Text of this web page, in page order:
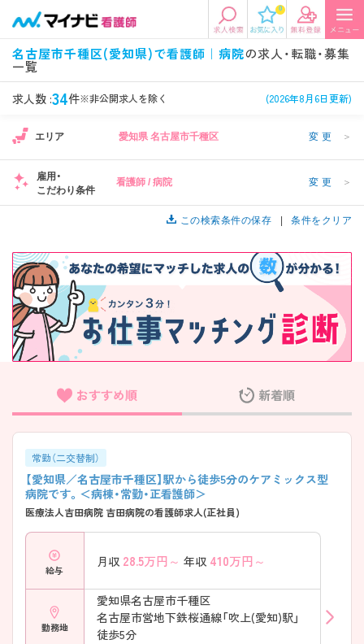
0
名古屋市千種区(愛知県)で看護師｜病院の求人・転職・募集
一覧
求人数 :34件※非公開求人を除く (2026年8月6日更新)
エリアから探す
関東 北陸・信越
東海
九州・沖縄
希望の求人条件を選択
資格 1 勤務形態
施設形態 1
病院、クリニック・診療所など 病棟、外来など
美容外科、
循環器内科など
未経験歓迎、
土日祝休みなど
年収
年収500万円以上など 正社員、契約社員など
フリーワード検索
エリア 愛知県 名古屋市千種区 変更 ＞
雇用・
こだわり条件
看護師 / 病院 変更 ＞
この検索条件の保存 条件をクリア
おすすめ順 新着順
常勤（二交替制）
【愛知県／名古屋市千種区】駅から徒歩5分のケアミックス型
病院です。＜病棟・常勤・正看護師＞
医療法人吉田病院 吉田病院の看護師求人(正社員)
給与
月収 28.5万円～ 年収 410万円～
勤務地
愛知県名古屋市千種区
名古屋市営地下鉄桜通線「吹上(愛知)駅」
徒歩5分